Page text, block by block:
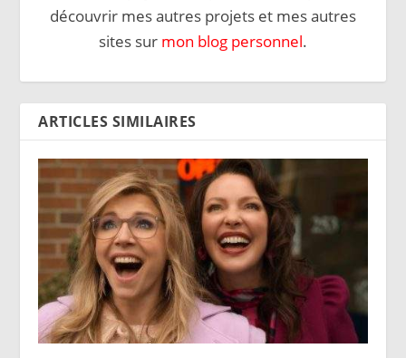
découvrir mes autres projets et mes autres
sites sur mon blog personnel.
ARTICLES SIMILAIRES